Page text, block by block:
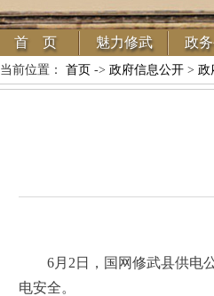
首 页 魅力修武 政
当前位置： 首页 -> 政府信息公开> 政
6月2日，国网修武县供电
电安全。